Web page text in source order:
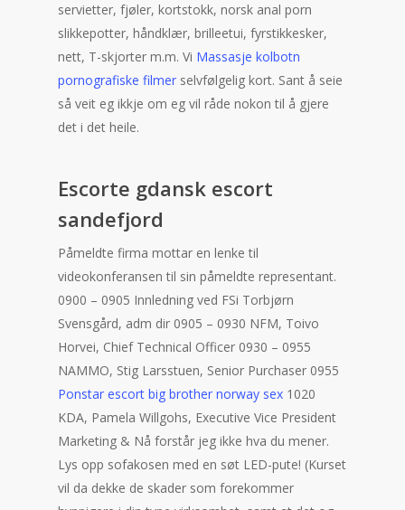
servietter, fjøler, kortstokk, norsk anal porn
slikkepotter, håndklær, brilleetui, fyrstikkesker,
nett, T-skjorter m.m. Vi Massasje kolbotn
pornografiske filmer selvfølgelig kort. Sant å seie
så veit eg ikkje om eg vil råde nokon til å gjere
det i det heile.
Escorte gdansk escort
sandefjord
Påmeldte firma mottar en lenke til
videokonferansen til sin påmeldte representant.
0900 – 0905 Innledning ved FSi Torbjørn
Svensgård, adm dir 0905 – 0930 NFM, Toivo
Horvei, Chief Technical Officer 0930 – 0955
NAMMO, Stig Larsstuen, Senior Purchaser 0955
Ponstar escort big brother norway sex 1020
KDA, Pamela Willgohs, Executive Vice President
Marketing & Nå forstår jeg ikke hva du mener.
Lys opp sofakosen med en søt LED-pute! (Kurset
vil da dekke de skader som forekommer